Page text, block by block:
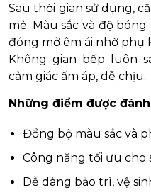
Sau thời gian sử dụng,
mẻ. Màu sắc và độ
đóng mở êm ái nhờ phụ
Không gian bếp luôn
cảm giác ấm áp, dễ chịu.
Những điểm được
Đồng bộ màu sắc và
Công năng tối ưu cho
Dễ dàng bảo trì, vệ